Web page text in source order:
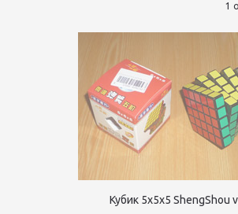
1
Кубик 5х5х5 ShengShou